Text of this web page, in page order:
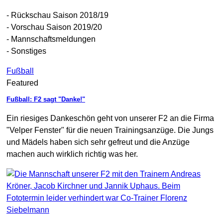
- Rückschau Saison 2018/19
- Vorschau Saison 2019/20
- Mannschaftsmeldungen
- Sonstiges
Fußball
Featured
Fußball: F2 sagt "Danke!"
Ein riesiges Dankeschön geht von unserer F2 an die Firma
"Velper Fenster" für die neuen Trainingsanzüge. Die Jungs
und Mädels haben sich sehr gefreut und die Anzüge
machen auch wirklich richtig was her.